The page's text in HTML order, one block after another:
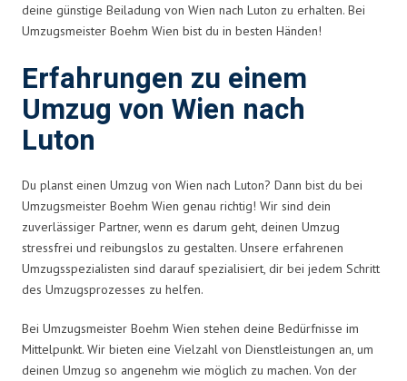
deine günstige Beiladung von Wien nach Luton zu erhalten. Bei
Umzugsmeister Boehm Wien bist du in besten Händen!
Erfahrungen zu einem
Umzug von Wien nach
Luton
Du planst einen Umzug von Wien nach Luton? Dann bist du bei
Umzugsmeister Boehm Wien genau richtig! Wir sind dein
zuverlässiger Partner, wenn es darum geht, deinen Umzug
stressfrei und reibungslos zu gestalten. Unsere erfahrenen
Umzugsspezialisten sind darauf spezialisiert, dir bei jedem Schritt
des Umzugsprozesses zu helfen.
Bei Umzugsmeister Boehm Wien stehen deine Bedürfnisse im
Mittelpunkt. Wir bieten eine Vielzahl von Dienstleistungen an, um
deinen Umzug so angenehm wie möglich zu machen. Von der